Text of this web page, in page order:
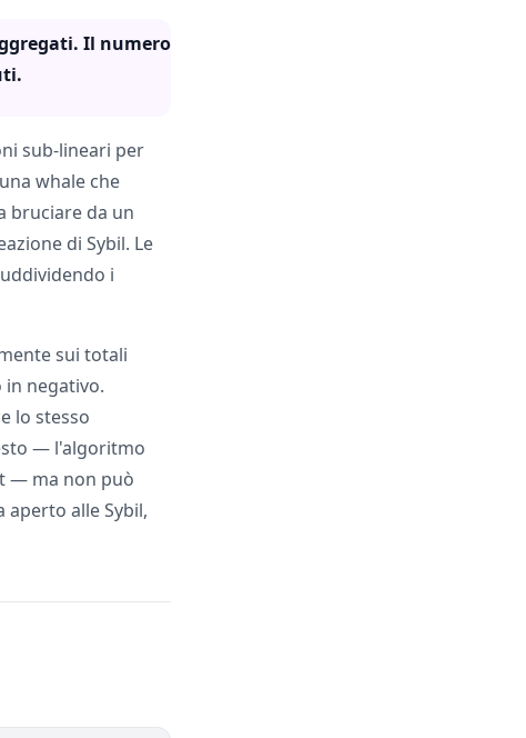
Il numero
sub-lineari per
whale che
bruciare da un
di Sybil. Le
i
sui totali
negativo.
lo stesso
— l'algoritmo
— ma non può
alle Sybil,